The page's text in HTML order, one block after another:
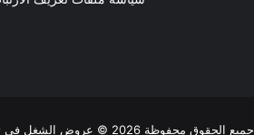
جميع الحقوق محفوظة 2026 © عروض الشغل في تونس 2026